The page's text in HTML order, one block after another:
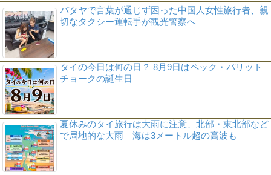
パタヤで言葉が通じず困った中国人女性旅行者、親
切なタクシー運転手が観光警察へ
タイの今日は何の日？ 8月9日はペック・パリット
チョークの誕生日
夏休みのタイ旅行は大雨に注意、北部・東北部など
で局地的な大雨 海は3メートル超の高波も